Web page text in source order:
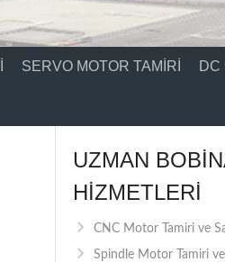
SERVO MOTOR TAMIRI DC
UZMAN
HIZMETLERI
CNC Motor Tamiri ve
Spindle Motor Tamiri ve